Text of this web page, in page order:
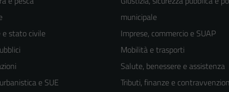
e stato civile
e SUE
municipale
Imprese, commercio e SUAP
Mobilità e trasporti
Salute, benessere e assistenza
Tributi, finanze e